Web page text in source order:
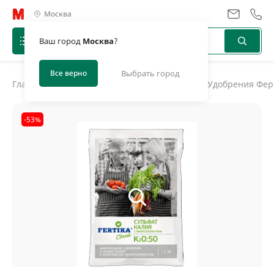
Москва
Ваш город Москва?
Все верно Выбрать город
Главная Удобрения, биоактиваторы Удобрения
-53%